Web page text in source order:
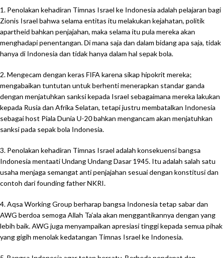
1. Penolakan kehadiran Timnas Israel ke Indonesia adalah pelajaran bagi
Zionis Israel bahwa selama entitas itu melakukan kejahatan, politik
apartheid bahkan penjajahan, maka selama itu pula mereka akan
menghadapi penentangan. Di mana saja dan dalam bidang apa saja, tidak
hanya di Indonesia dan tidak hanya dalam hal sepak bola.
2. Mengecam dengan keras FIFA karena sikap hipokrit mereka;
mengabaikan tuntutan untuk berhenti menerapkan standar ganda
dengan menjatuhkan sanksi kepada Israel sebagaimana mereka lakukan
kepada Rusia dan Afrika Selatan, tetapi justru membatalkan Indonesia
sebagai host Piala Dunia U-20 bahkan mengancam akan menjatuhkan
sanksi pada sepak bola Indonesia.
3. Penolakan kehadiran Timnas Israel adalah konsekuensi bangsa
Indonesia mentaati Undang Undang Dasar 1945. Itu adalah salah satu
usaha menjaga semangat anti penjajahan sesuai dengan konstitusi dan
contoh dari founding father NKRI.
4. Aqsa Working Group berharap bangsa Indonesia tetap sabar dan
AWG berdoa semoga Allah Ta’ala akan menggantikannya dengan yang
lebih baik. AWG juga menyampaikan apresiasi tinggi kepada semua pihak
yang gigih menolak kedatangan Timnas Israel ke Indonesia.